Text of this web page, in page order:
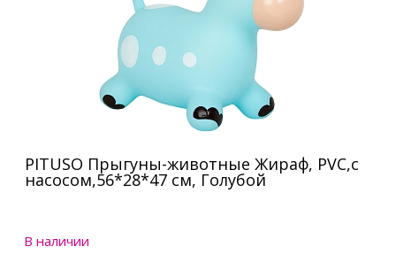
PITUSO Прыгуны-животные Жираф, PVC,с
насосом,56*28*47 см, Голубой
В наличии